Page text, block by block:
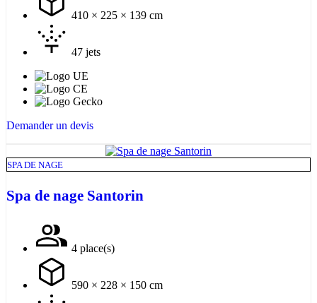
410 × 225 × 139 cm
47 jets
Demander un devis
SPA DE NAGE
Spa de nage Santorin
4 place(s)
590 × 228 × 150 cm